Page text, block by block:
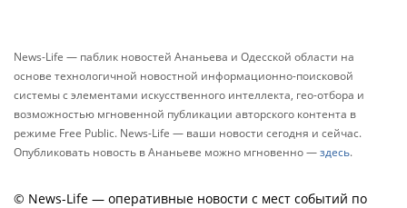
News-Life — паблик новостей Ананьева и Одесской области на
основе технологичной новостной информационно-поисковой
системы с элементами искусственного интеллекта, гео-отбора и
возможностью мгновенной публикации авторского контента в
режиме Free Public. News-Life — ваши новости сегодня и сейчас.
Опубликовать новость в Ананьеве можно мгновенно —здесь.
© News-Life — оперативные новости с мест событий по